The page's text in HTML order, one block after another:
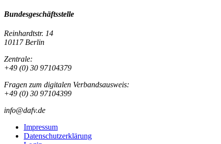
Bundesgeschäftsstelle
Reinhardtstr. 14
10117 Berlin
Zentrale:
+49 (0) 30 97104379
Fragen zum digitalen Verbandsausweis:
+49 (0) 30 97104399
info@dafv.de
Impressum
Datenschutzerklärung